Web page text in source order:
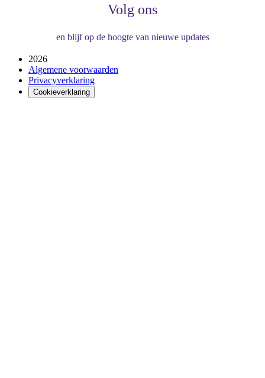
Volg ons
en blijf op de hoogte van nieuwe updates
2026
Algemene voorwaarden
Privacyverklaring
Cookieverklaring